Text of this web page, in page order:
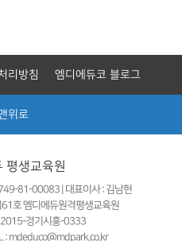
리방침 엠디에듀코 블로그
위로
81-00083 | 대표이사 : 김남현
호 엠디에듀원격평생교육원
2015-경기시흥-0333
: mdeduco@mdpark.co.kr